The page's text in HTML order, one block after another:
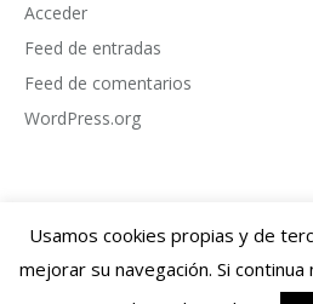
Acceder
Feed de entradas
Feed de comentarios
WordPress.org
Dream-Theme — truly
Usamos cookies propias y de
mejorar su navegación. Si